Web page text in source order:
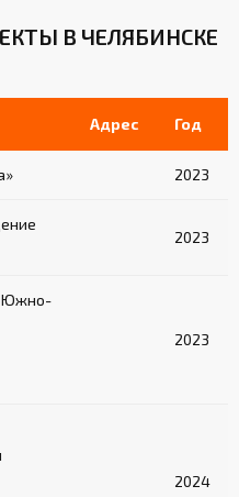
В ЧЕЛЯБИНСКЕ
Адрес Год
2023
2023
Южно-
2023
2024